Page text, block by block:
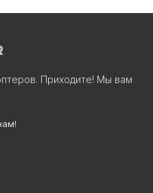
Приходите! Мы вам